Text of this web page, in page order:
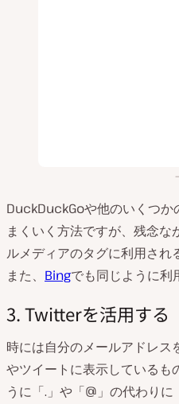
DuckDuckGoや他のいくつか
まくいく方法ですが、残念
ルメディアのタグに利用され
また、 Bingでも同じように利
3. Twitterを活用する
時には自分のメールアドレス
やツイートに表示しているも
うに「.」や「@」の代わり